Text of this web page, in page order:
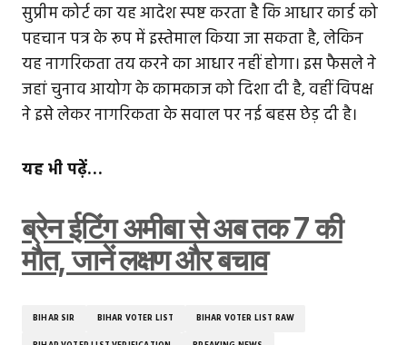
सुप्रीम कोर्ट का यह आदेश स्पष्ट करता है कि आधार कार्ड को
पहचान पत्र के रूप में इस्तेमाल किया जा सकता है, लेकिन
यह नागरिकता तय करने का आधार नहीं होगा। इस फैसले ने
जहां चुनाव आयोग के कामकाज को दिशा दी है, वहीं विपक्ष
ने इसे लेकर नागरिकता के सवाल पर नई बहस छेड़ दी है।
यह भी पढ़ें…
ब्रेन ईटिंग अमीबा से अब तक 7 की
मौत, जानें लक्षण और बचाव
BIHAR SIR BIHAR VOTER LIST BIHAR VOTER LIST RAW